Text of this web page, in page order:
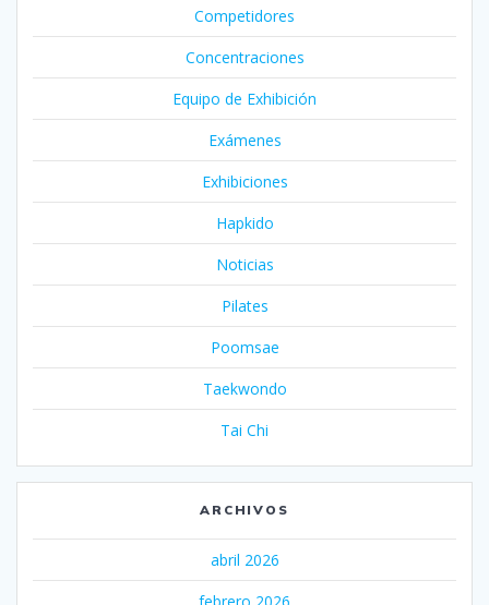
Competidores
Concentraciones
Equipo de Exhibición
Exámenes
Exhibiciones
Hapkido
Noticias
Pilates
Poomsae
Taekwondo
Tai Chi
ARCHIVOS
abril 2026